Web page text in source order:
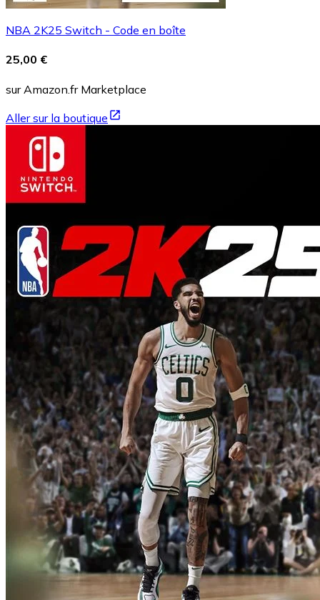
NBA 2K25 Switch - Code en boîte
25,00 €
sur Amazon.fr Marketplace
Aller sur la boutique